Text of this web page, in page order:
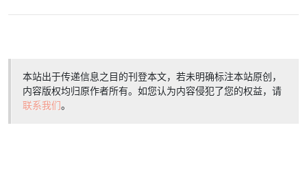
本站出于传递信息之目的刊登本文，若未明确标注本站原创，
内容版权均归原作者所有。如您认为内容侵犯了您的权益，请
联系我们。